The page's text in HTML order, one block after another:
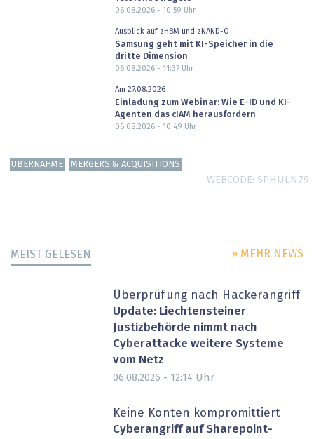
06.08.2026 - 10:59 Uhr
Ausblick auf zHBM und zNAND-O
Samsung geht mit KI-Speicher in die
dritte Dimension
06.08.2026 - 11:37Uhr
Am 27.08.2026
Einladung zum Webinar: Wie E-ID und KI-
Agenten das cIAM herausfordern
06.08.2026 - 10:49 Uhr
ÜBERNAHME MERGERS & ACQUISITIONS
WEBCODE SPHULN79
MEIST GELESEN » MEHR NEWS
Überprüfung nach Hackerangriff
Update: Liechtensteiner
Justizbehörde nimmt nach
Cyberattacke weitere Systeme
vom Netz
06.08.2026 - 12:14 Uhr
Keine Konten kompromittiert
Cyberangriff auf Sharepoint-